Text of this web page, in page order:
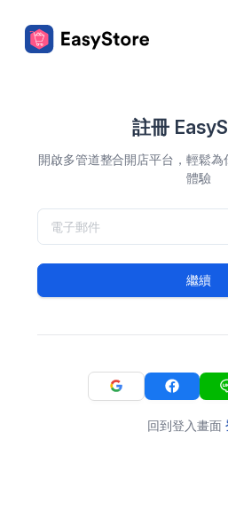
註冊
開啟多管道整合開店平台，輕鬆
體驗
繼續
回到登入畫面